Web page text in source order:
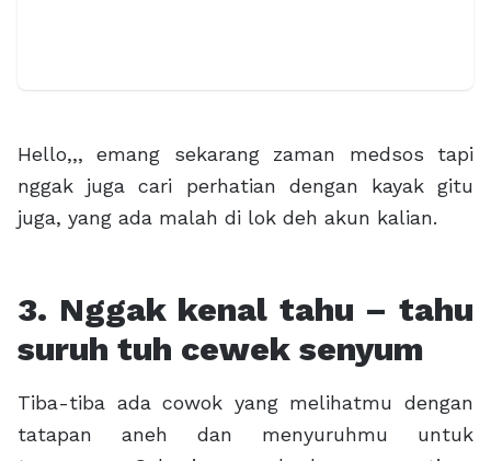
Hello,,, emang sekarang zaman medsos tapi
nggak juga cari perhatian dengan kayak gitu
juga, yang ada malah di lok deh akun kalian.
3. Nggak kenal tahu – tahu
suruh tuh cewek senyum
Tiba-tiba ada cowok yang melihatmu dengan
tatapan aneh dan menyuruhmu untuk